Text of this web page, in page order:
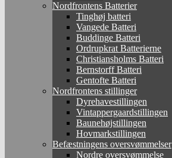
Nordfrontens Batterier
Tinghøj batteri
Vangede Batteri
Buddinge Batteri
Ordrupkrat Batterierne
Christiansholms Batteri
Bernstorff Batteri
Gentofte Batteri
Nordfrontens stillinger
Dyrehavestillingen
Vintappergaardstillingen
Baunehøjstillingen
Hovmarkstillingen
Befæstningens oversvømmelser
Nordre oversvømmelse